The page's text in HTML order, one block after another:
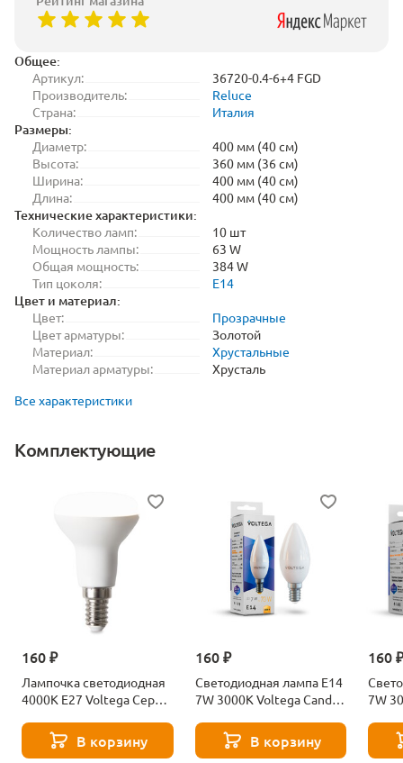
Общее:
Артикул:
36720-0.4-6+4 FGD
Производитель:
Reluce
Страна:
Италия
Размеры:
Диаметр:
400 мм (40 см)
Высота:
360 мм (36 см)
Ширина:
400 мм (40 см)
Длина:
400 мм (40 см)
Технические характеристики:
Количество ламп:
10 шт
Мощность лампы:
63 W
Общая мощность:
384 W
Тип цоколя:
E14
Цвет и материал:
Цвет:
Прозрачные
Цвет арматуры:
Золотой
Материал:
Хрустальные
Материал арматуры:
Хрусталь
Все характеристики
Комплектующие
160 ₽
Лампочка светодиодная
4000К Е27 Voltega Серия
В корзину
160 ₽
Светодиодная лампа E14
7W 3000K Voltega Candle
В корзину
160
7W